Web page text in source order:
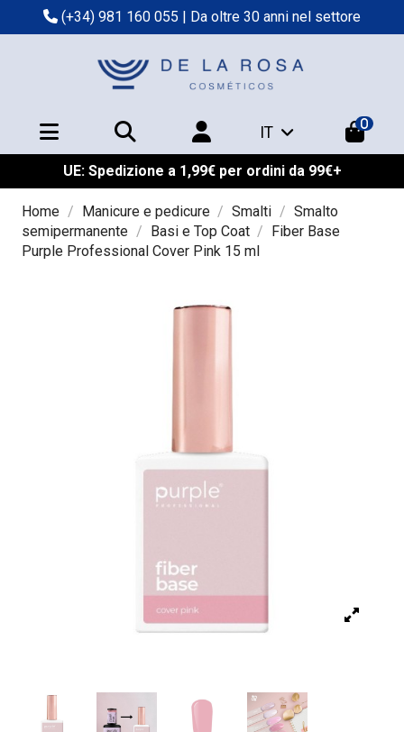
(+34) 981 160 055 | Da oltre 30 anni nel settore
IT 0
UE: Spedizione a 1,99€ per ordini da 99€+
Home Manicure e pedicure Smalti
Smalto
semipermanente
Basi e Top Coat
Fiber Base
Purple Professional Cover Pink 15 ml